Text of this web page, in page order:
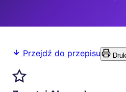
Przejdź do przepisu